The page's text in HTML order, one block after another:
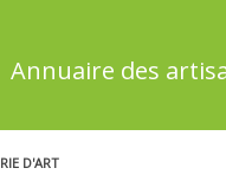
Annuaire des
D'ART